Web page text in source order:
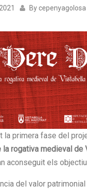
By cepenyagolosa
la primera fase del
la rogativa medieval de
aconseguit els
del valor patrimonial